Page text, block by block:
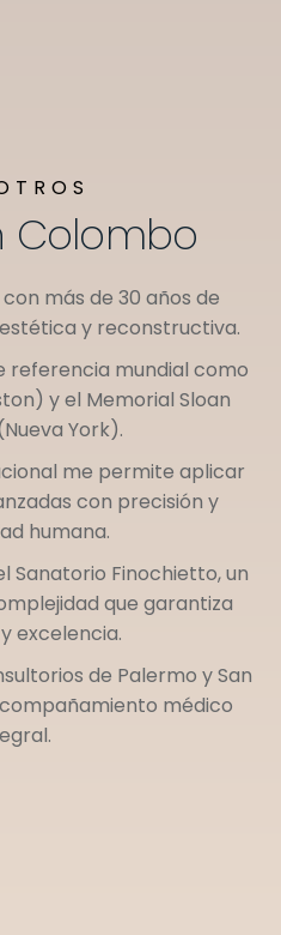
Colombo
más de 30 años de
y reconstructiva.
referencia mundial como
y el Memorial Sloan
York).
me permite aplicar
con precisión y
humana.
Sanatorio Finochietto, un
que garantiza
excelencia.
de Palermo ySan
médico